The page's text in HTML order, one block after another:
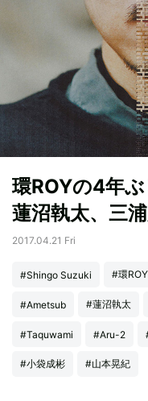
環ROYの4年
蓮沼執太、三
2017.04.21 Fri
#Shingo Suzuki #環ROY
#Ametsub #蓮沼執太
#Taquwami #Aru-2
#小袋成彬 #山本晃紀